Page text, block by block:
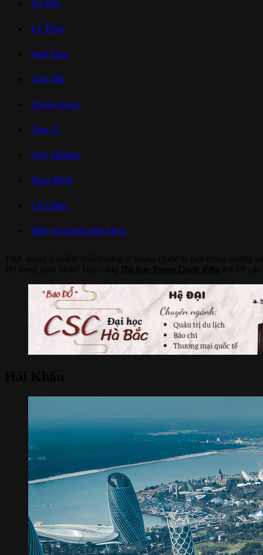
Uy Hải
Lệ Thủy
Quế Lâm
Chu Hải
Trạm Giang
Tam Á
Quý Dương
Nam Bình
Cù Châu
Một số thành phố khác